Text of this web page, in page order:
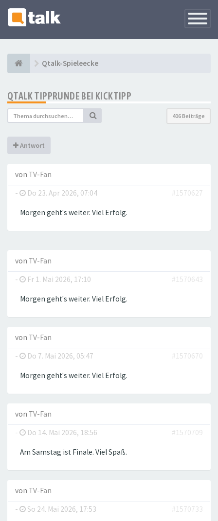
Qtalk-Spieleecke
QTALK TIPPRUNDE BEI KICKTIPP
406 Beiträge
Antwort
von TV-Fan
-
Do 23. Apr 2026, 07:04 #1570627
Morgen geht's weiter. Viel Erfolg.
von TV-Fan
-
Fr 1. Mai 2026, 17:10 #1570643
Morgen geht's weiter. Viel Erfolg.
von TV-Fan
-
Do 7. Mai 2026, 05:47 #1570670
Morgen geht's weiter. Viel Erfolg.
von TV-Fan
-
Do 14. Mai 2026, 18:56 #1570709
Am Samstag ist Finale. Viel Spaß.
von TV-Fan
-
So 24. Mai 2026, 17:53 #1570733